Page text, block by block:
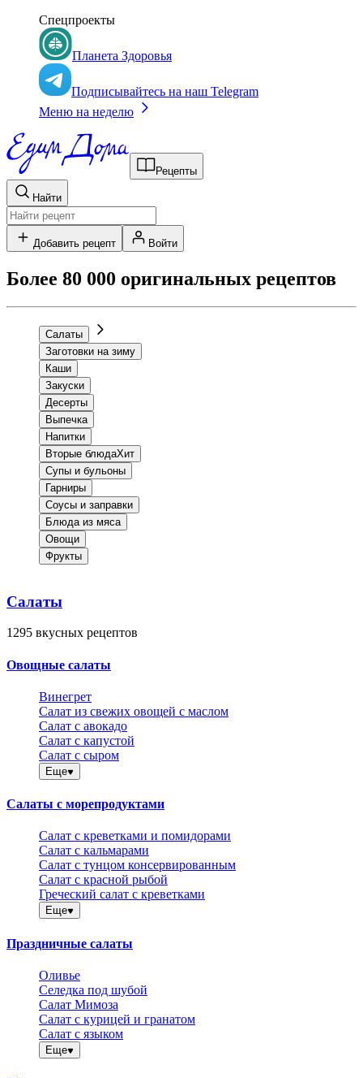
Спецпроекты
Планета Здоровья
Подписывайтесь на наш Telegram
Меню на неделю
Рецепты
Найти
Добавить рецепт Войти
Более 80 000 оригинальных рецептов
Салаты
Заготовки на зиму
Каши
Закуски
Десерты
Выпечка
Напитки
Вторые блюдаХит
Супы и бульоны
Гарниры
Соусы и заправки
Блюда из мяса
Овощи
Фрукты
Салаты
1295 вкусных рецептов
Овощные салаты
Винегрет
Салат из свежих овощей с маслом
Салат с авокадо
Салат с капустой
Салат с сыром
Еще
Салаты с морепродуктами
Салат с креветками и помидорами
Салат с кальмарами
Салат с тунцом консервированным
Салат с красной рыбой
Греческий салат с креветками
Еще
Праздничные салаты
Оливье
Селедка под шубой
Салат Мимоза
Салат с курицей и гранатом
Салат с языком
Еще